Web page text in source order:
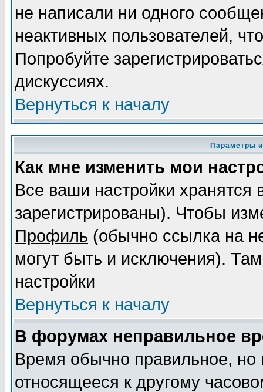
не написали ни одного
неактивных пользователей,
Попробуйте
дискуссиях.
Вернуться к началу
Параметры
Как мне изменить мои
Все ваши настройки
зарегистрированы). Чтобы
Профиль (обычно ссылка на
могут быть и исключения).
настройки
Вернуться к началу
В форумах неправильное
Время обычно правильное,
относящееся к другому